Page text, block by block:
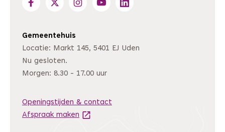
Gemeentehuis
Locatie: Markt 145, 5401 EJ Uden
Nu gesloten.
Morgen: 8.30 - 17.00 uur
Openingstijden & contact
Afspraak maken (Deze link gaat naar een andere